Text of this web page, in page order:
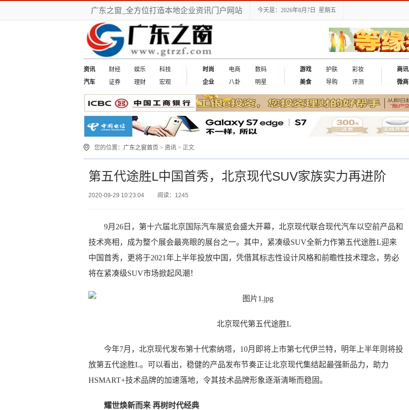
广东之窗_全方位打造本地企业资讯门户网站 今天是：2026年8月7日 星期五
资讯 财经 娱乐
科技
汽车
证券 理财 宏观
时尚 电商
数码
企业
八卦 明星
游戏 护肤
彩妆
美食
导购 评测
商讯
微商
您的位置： 广东之窗首页 > 资讯 > 正文
第五代途胜L中国首秀，北京现代SUV家族实力再进阶
2020-09-29 10:23:04 阅读：1245
9月26日，第十六届北京国际汽车展览会盛大开幕，北京现代联合现代汽车以空前产品和
技术亮相，成为整个展会最亮眼的展台之一。其中，紧凑级SUV全新力作第五代途胜L迎来
中国首秀，更将于2021年上半年投放中国，凭借其标志性设计风格和前瞻性技术理念，势必
将在紧凑级SUV市场掀起风潮！
北京现代第五代途胜L
今年7月，北京现代发布第十代索纳塔，10月即将上市第七代伊兰特，明年上半年则将投
放第五代途胜L。可以看出，稳健的产品发布节奏正让北京现代集结起最强新品力，助力
HSMART+技术品牌的加速落地，令其技术品牌形象逐渐清晰而稳固。
耀世焕新而来 再树时代经典